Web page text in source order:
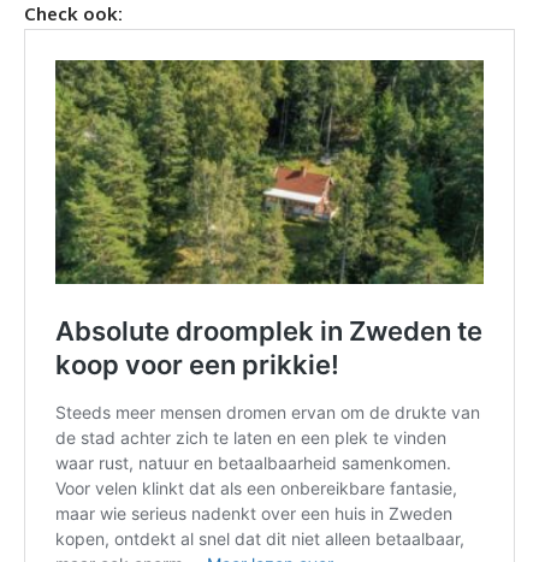
Check ook: